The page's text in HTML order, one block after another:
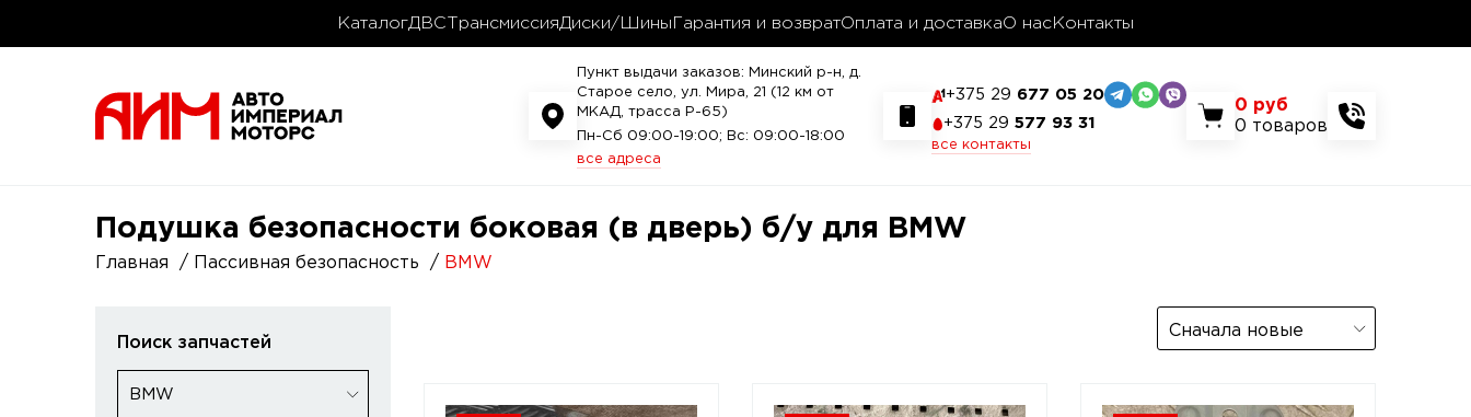
КаталогДВС ТрансмиссияДиски/Шины Гарантия и возвратОплата и доставкаО нас Контакты
Пункт выдачи заказов: Минский р-н, д.
Старое село, ул. Мира, 21 (12 км от
МКАД, трасса P-65)
Пн-Сб 09:00-19:00; Вс: 09:00-18:00
все адреса
+375 29 677 05 20
+375 29 577 93 31
все контакты
0 руб
0 товаров
Подушка безопасности боковая (в дверь) б/у для BMW
Главная Пассивная безопасность BMW
Поиск запчастей
BMW
Сначала новые